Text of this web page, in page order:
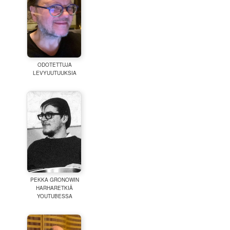
ODOTETTUJA
LEVYUUTUUKSIA
PEKKA GRONOWIN
HARHARETKIÄ
YOUTUBESSA